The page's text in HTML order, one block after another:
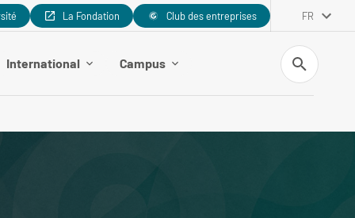
La Fondation Club des entreprises FR
International Campus
Recherche